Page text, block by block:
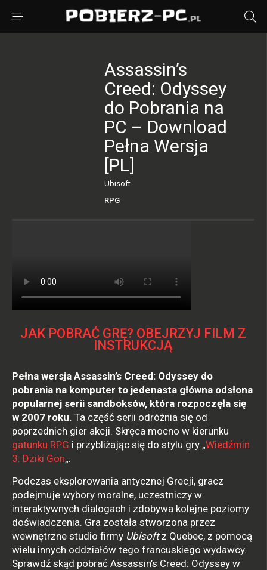
Assassin’s
Creed: Odyssey
do Pobrania na
PC – Download
Pełna Wersja
[PL]
Ubisoft
RPG
JAK POBRAĆ GRĘ? OBEJRZYJ FILM Z
INSTRUKCJĄ
Pełna wersja Assassin’s Creed: Odyssey do
pobrania na komputer to jedenasta główna odsłona
popularnej serii sandboksów, która rozpoczęła się
w 2007 roku. Ta część serii odróżnia się od
poprzednich gier akcji. Skręca mocno w kierunku
gatunku RPG i przybliżając się do stylu gry „Wiedźmin
3: Dziki Gon„.
Podczas eksplorowania antycznej Grecji, gracz
podejmuje wybory moralne, uczestniczy w
interaktywnych dialogach i zdobywa kolejne poziomy
doświadczenia. Gra została stworzona przez
wewnętrzne studio firmy Ubisoftz Quebec, z pomocą
wielu innych oddziałów tego francuskiego wydawcy.
Sprawdź skąd pobrać Assassin’s Creed: Odyssey w